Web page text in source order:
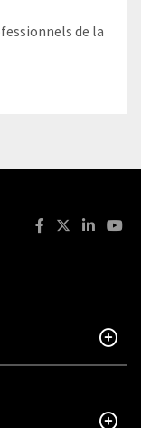
de la
Facebook : La
X